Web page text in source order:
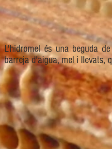
L'hidromel és una beguda
barreja d'aigua, mel i llevats,